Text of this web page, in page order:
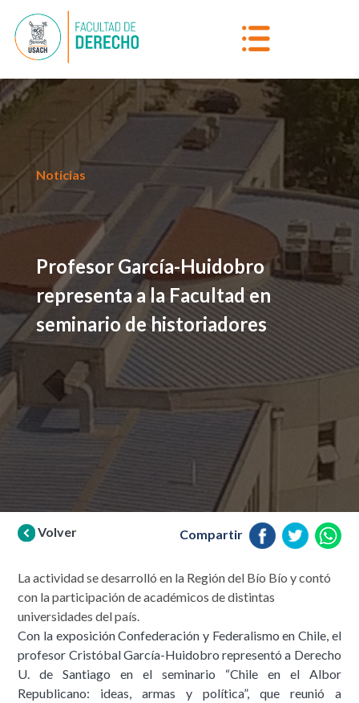
Noticias
Profesor García-Huidobro
representa a la Facultad en
seminario de historiadores
Volver Compartir
La actividad se desarrolló en la Región del Bío Bío y contó
con la participación de académicos de distintas
universidades del país.
Con la exposición Confederación y Federalismo en Chile, el
profesor Cristóbal García-Huidobro representó a Derecho
U. de Santiago en el seminario “Chile en el Albor
Republicano: ideas, armas y política”, que reunió a